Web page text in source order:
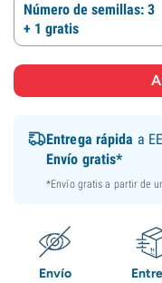
Número de semillas: 3
+ 1 gratis
Entrega rápida a
Envío gratis*
*Envío gratis a partir de
Envío